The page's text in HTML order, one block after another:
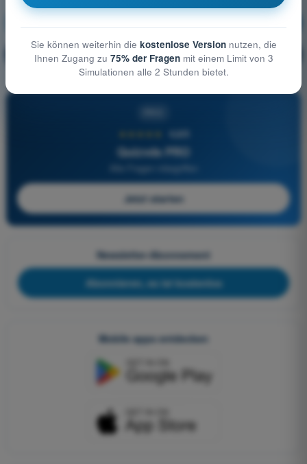
🔒 PRO Erläuterung der Frage
4,6/5
Quizvds PRO
Alle Fragen inbegriffen
Jetzt starten
Newsletter-Abonnement
Abonnieren, es ist kostenlos
Mobile apps entdecken
Sie können weiterhin die kostenlose Versionnutzen, die
Ihnen Zugang zu 75% der Fragenmit einem Limit von 3
Simulationen alle 2 Stunden bietet.